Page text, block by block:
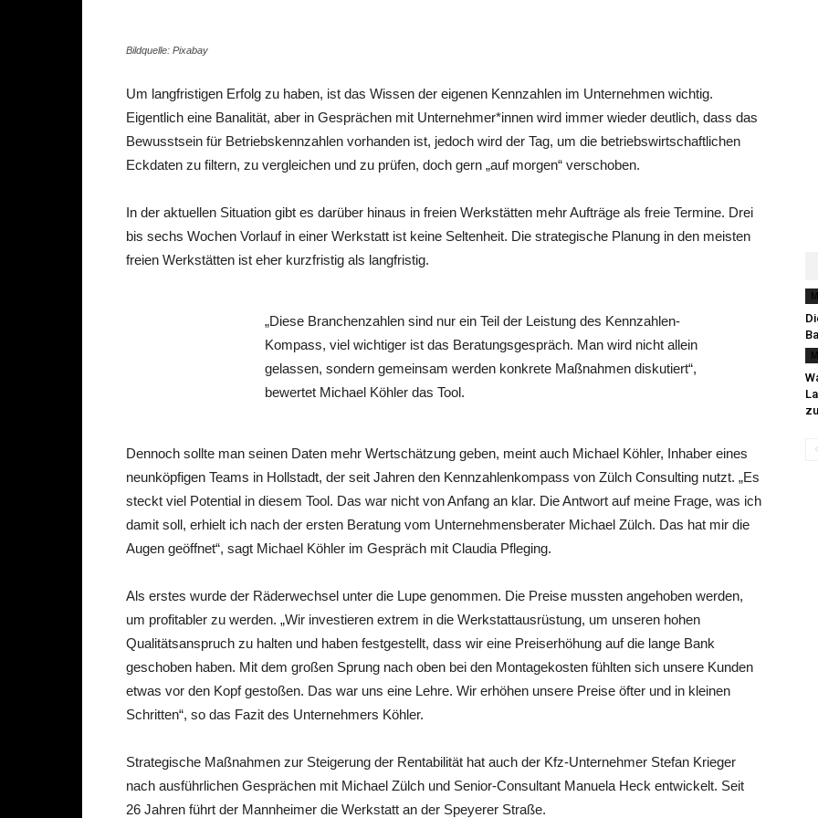
Bildquelle: Pixabay
Um langfristigen Erfolg zu haben, ist das Wissen der eigenen Kennzahlen im Unternehmen wichtig.
Eigentlich eine Banalität, aber in Gesprächen mit Unternehmer*innen wird immer wieder deutlich, dass das
Bewusstsein für Betriebskennzahlen vorhanden ist, jedoch wird der Tag, um die betriebswirtschaftlichen
Eckdaten zu filtern, zu vergleichen und zu prüfen, doch gern „auf morgen“ verschoben.
In der aktuellen Situation gibt es darüber hinaus in freien Werkstätten mehr Aufträge als freie Termine. Drei
bis sechs Wochen Vorlauf in einer Werkstatt ist keine Seltenheit. Die strategische Planung in den meisten
freien Werkstätten ist eher kurzfristig als langfristig.
„Diese Branchenzahlen sind nur ein Teil der Leistung des Kennzahlen-
Kompass, viel wichtiger ist das Beratungsgespräch. Man wird nicht allein
gelassen, sondern gemeinsam werden konkrete Maßnahmen diskutiert“,
bewertet Michael Köhler das Tool.
Dennoch sollte man seinen Daten mehr Wertschätzung geben, meint auch Michael Köhler, Inhaber eines
neunköpfigen Teams in Hollstadt, der seit Jahren den Kennzahlenkompass von Zülch Consulting nutzt. „Es
steckt viel Potential in diesem Tool. Das war nicht von Anfang an klar. Die Antwort auf meine Frage, was ich
damit soll, erhielt ich nach der ersten Beratung vom Unternehmensberater Michael Zülch. Das hat mir die
Augen geöffnet“, sagt Michael Köhler im Gespräch mit Claudia Pfleging.
Als erstes wurde der Räderwechsel unter die Lupe genommen. Die Preise mussten angehoben werden,
um profitabler zu werden. „Wir investieren extrem in die Werkstattausrüstung, um unseren hohen
Qualitätsanspruch zu halten und haben festgestellt, dass wir eine Preiserhöhung auf die lange Bank
geschoben haben. Mit dem großen Sprung nach oben bei den Montagekosten fühlten sich unsere Kunden
etwas vor den Kopf gestoßen. Das war uns eine Lehre. Wir erhöhen unsere Preise öfter und in kleinen
Schritten“, so das Fazit des Unternehmers Köhler.
Strategische Maßnahmen zur Steigerung der Rentabilität hat auch der Kfz-Unternehmer Stefan Krieger
nach ausführlichen Gesprächen mit Michael Zülch und Senior-Consultant Manuela Heck entwickelt. Seit
26 Jahren führt der Mannheimer die Werkstatt an der Speyerer Straße.